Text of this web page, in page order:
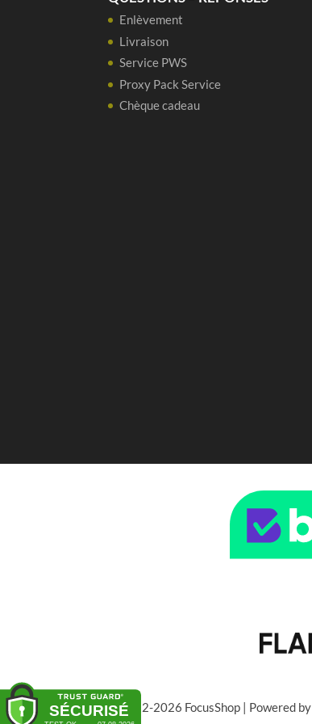
Enlèvement
Livraison
Service PWS
Proxy Pack Service
Chèque cadeau
© 2022-2026 FocusShop | Powered by